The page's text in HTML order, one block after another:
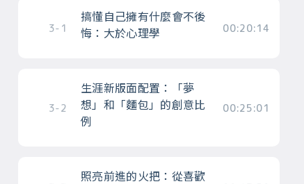
3-1
搞懂自己擁有什麼會不後
悔：大於心理學
00:20:14
3-2
生涯新版面配置：「夢
想」和「麵包」的創意比
例
00:25:01
照亮前進的火把：從喜歡